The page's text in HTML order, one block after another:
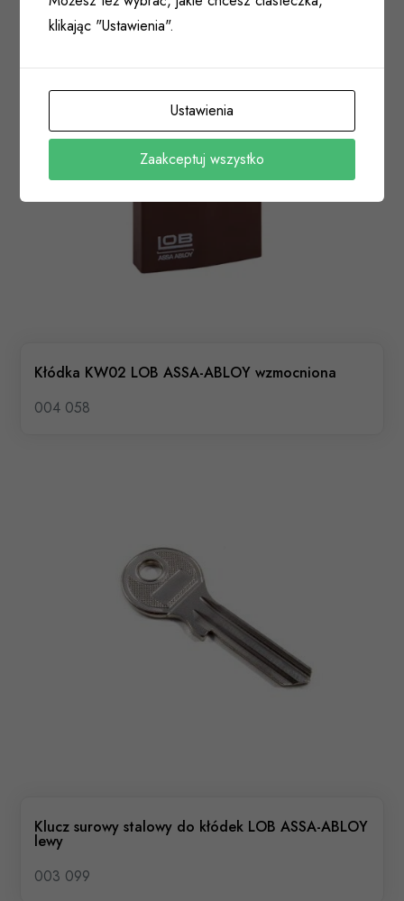
Kłódka KW02 LOB ASSA-ABLOY wzmocniona
004 058
Klucz surowy stalowy do kłódek LOB ASSA-ABLOY
lewy
003 099
klikając "Ustawienia".
Ustawienia
Zaakceptuj wszystko